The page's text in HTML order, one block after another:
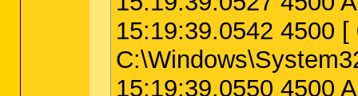
15:19:39.0542 4500
15:19:39.0550 4500